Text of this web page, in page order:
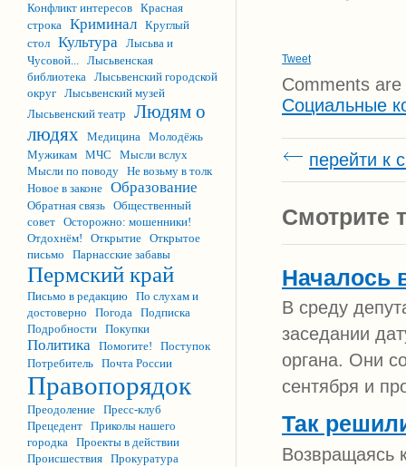
Конфликт интересов Красная
строка Криминал Круглый
стол Культура Лысьва и
Чусовой... Лысьвенская
библиотека Лысьвенский городской
округ Лысьвенский музей
Лысьвенский театр
Людям о
людях Медицина Молодёжь
Мужикам МЧС
Мысли вслух
Мысли по поводу Не возьму в толк
Новое в законе Образование
Обратная связь Общественный
совет Осторожно: мошенники!
Отдохнём!
Открытие Открытое
письмо
Парнасские забавы
Пермский край
Письмо в редакцию По слухам и
достоверно
Погода Подписка
Подробности Покупки
Политика Помогите!
Поступок
Потребитель Почта России
Правопорядок
Преодоление Пресс-клуб
Прецедент Приколы нашего
городка Проекты в действии
Происшествия Прокуратура
Tweet
Comments are
Социальные
перейти к
Смотрите
Началось
В среду
заседании
органа. Они
сентября и
Так
Возвращаясь